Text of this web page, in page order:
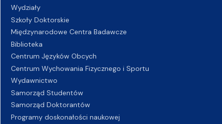
Wydziały
Szkoły Doktorskie
Międzynarodowe Centra Badawcze
Biblioteka
Centrum Języków Obcych
Centrum Wychowania Fizycznego i Sportu
Wydawnictwo
Samorząd Studentów
Samorząd Doktorantów
Programy doskonałości naukowej